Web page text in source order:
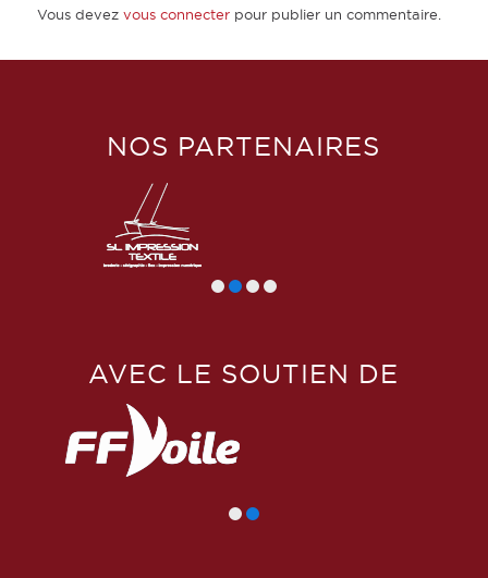
Vous devez vous connecterpour publier un commentaire.
NOS PARTENAIRES
AVEC LE SOUTIEN DE